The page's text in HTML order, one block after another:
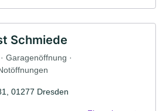
Schmiede
Garagenöffnung ·
01277 Dresden